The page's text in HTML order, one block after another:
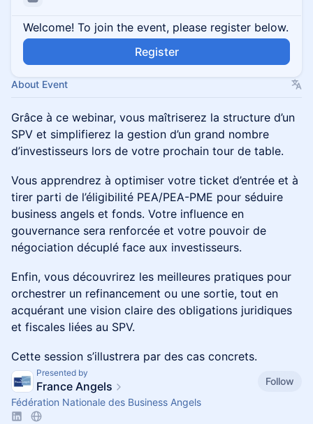
Welcome! To join the event, please register below.
Register
About Event
Grâce à ce webinar, vous maîtriserez la structure d’un
SPV et simplifierez la gestion d’un grand nombre
d’investisseurs lors de votre prochain tour de table.
Vous apprendrez à optimiser votre ticket d’entrée et à
tirer parti de l’éligibilité PEA/PEA-PME pour séduire
business angels et fonds. Votre influence en
gouvernance sera renforcée et votre pouvoir de
négociation décuplé face aux investisseurs.
Enfin, vous découvrirez les meilleures pratiques pour
orchestrer un refinancement ou une sortie, tout en
acquérant une vision claire des obligations juridiques
et fiscales liées au SPV.
Cette session s’illustrera par des cas concrets.
Presented by
France Angels
Follow
Fédération Nationale des Business Angels